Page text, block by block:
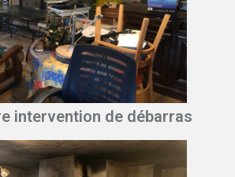
intervention de débarras